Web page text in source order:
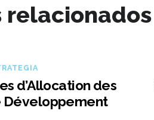
d’Allocation des
Développement